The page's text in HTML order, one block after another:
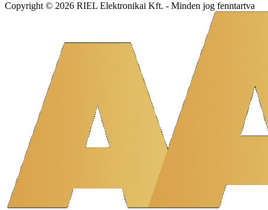
Copyright © 2026 RIEL Elektronikai Kft. - Minden jog fenntartva